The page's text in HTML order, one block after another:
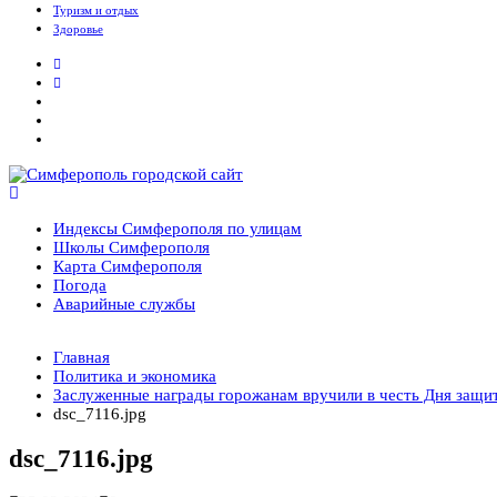
Туризм и отдых
Здоровье
Индексы Симферополя по улицам
Школы Симферополя
Карта Симферополя
Погода
Аварийные службы
После атаки БПЛА на поезд Москва–Симферополь в Крыму
Услуги дератизации в Симферополе и Крыму — цены,
Правительство России выделит Крыму дополнительные
В Симферополе очищают реку Салгир: работы ведутся от
Главная
Политика и экономика
Заслуженные награды горожанам вручили в честь Дня
dsc_7116.jpg
dsc_7116.jpg